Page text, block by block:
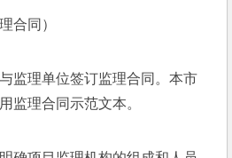
同）
理单位签订监理合同。本市
监理合同示范文本。